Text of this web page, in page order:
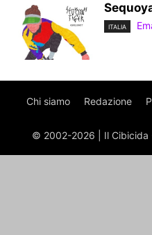
ITALIA
Chi siamo Redazione
© 2002-2026 | Il Cibicida